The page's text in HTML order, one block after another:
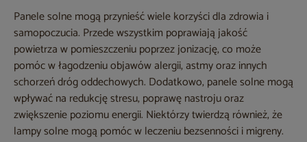
Panele solne mogą przynieść wiele korzyści dla zdrowia i
samopoczucia. Przede wszystkim poprawiają jakość
powietrza w pomieszczeniu poprzez jonizację, co może
pomóc w łagodzeniu objawów alergii, astmy oraz innych
schorzeń dróg oddechowych. Dodatkowo, panele solne mogą
wpływać na redukcję stresu, poprawę nastroju oraz
zwiększenie poziomu energii. Niektórzy twierdzą również, że
lampy solne mogą pomóc w leczeniu bezsenności i migreny.